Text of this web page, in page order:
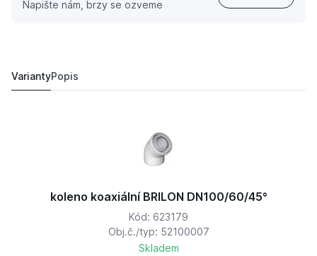
Napište nám, brzy se ozveme
VariantyPopis
koleno koaxiální BRILON DN100/60/45°
Kód: 623179
Obj.č./typ: 52100007
Skladem